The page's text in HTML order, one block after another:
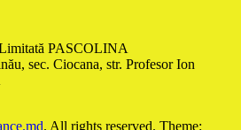
Limitată PASCOLINA
sec. Ciocana, str. Profesor Ion
. All rights reserved. Theme: